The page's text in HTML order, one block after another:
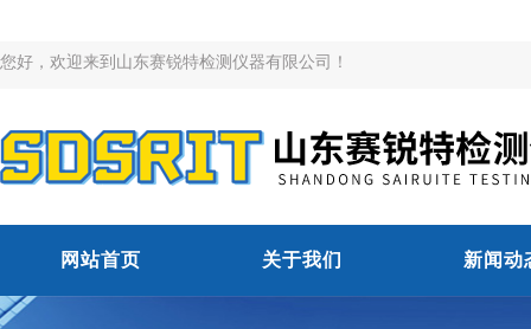
您好，欢迎来到山东赛锐特检测仪器有限公司！
网站首页 关于我们 新闻动